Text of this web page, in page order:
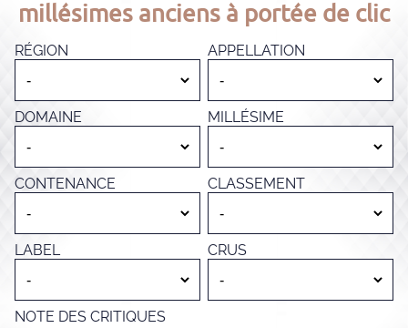
millésimes anciens à portée de clic
RÉGION APPELLATION
DOMAINE MILLÉSIME
CONTENANCE CLASSEMENT
LABEL CRUS
NOTE DES CRITIQUES